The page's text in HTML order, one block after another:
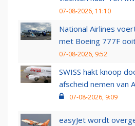
07-08-2026, 11:10
National Airlines
met Boeing 777F
07-08-2026, 9:52
SWISS hakt knoop
afscheid nemen van
07-08-2026, 9:09
easyJet wordt